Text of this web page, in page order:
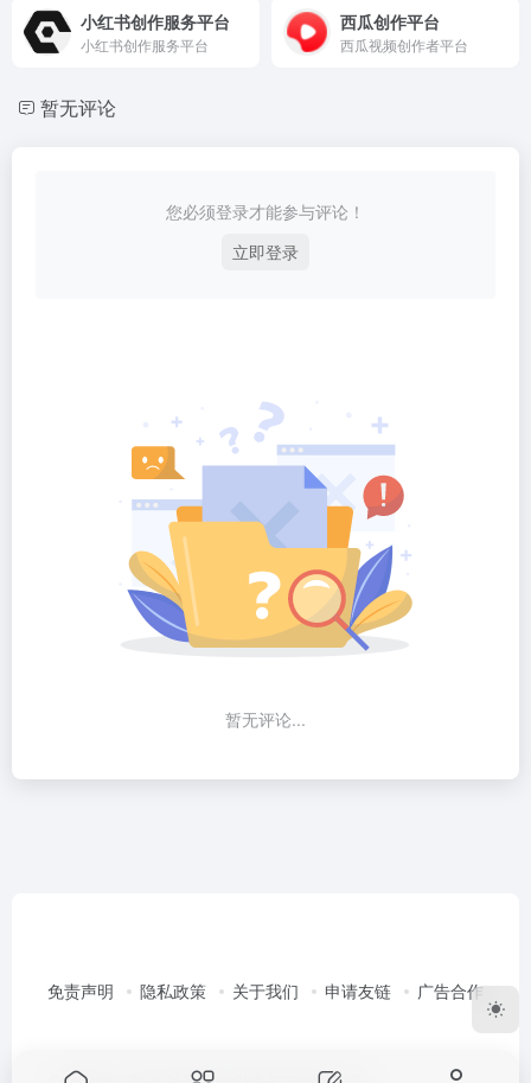
小红书创作服务平台
小红书创作服务平台
西瓜创作平台
西瓜视频创作者平台
暂无评论
您必须登录才能参与评论！
立即登录
暂无评论...
免责声明 隐私政策 关于我们 申请友链 广告合作